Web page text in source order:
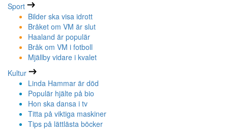
Sport
Bilder ska visa idrott
Bråket om VM är slut
Haaland är populär
Bråk om VM i fotboll
Mjällby vidare i kvalet
Kultur
Linda Hammar är död
Populär hjälte på bio
Hon ska dansa i tv
Titta på viktiga maskiner
Tips på lättlästa böcker